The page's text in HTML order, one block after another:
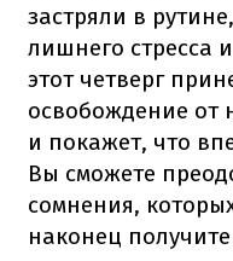
застряли в
лишнего стресса
этот четверг
освобождение от
и покажет, что
Вы сможете
сомнения,
наконец